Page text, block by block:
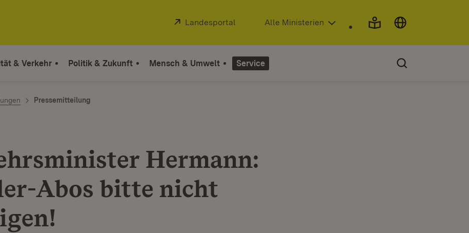
Extern:
Landesportal (Öffnet in neuem Fenster)
Alle Ministerien
& Verkehr Politik & Zukunft Mensch & Umwelt Service
Pressemitteilung
Hermann:
Abos bitte nicht